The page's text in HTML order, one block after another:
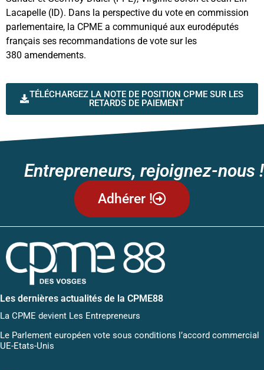
Lacapelle (ID). Dans la perspective du vote en commission
parlementaire, la CPME a communiqué aux eurodéputés
français ses recommandations de vote sur les
380 amendements.
TÉLÉCHARGEZ LA NOTE DE POSITION CPME SUR LES
RETARDS DE PAIEMENT
Entrepreneurs, rejoignez-nous !
Adhérer !
Les dernières actualités de la CPME88
La CPME devient Les Entrepreneurs
Le Parlement européen vote sous conditions l’accord commercial
UE-Etats-Unis